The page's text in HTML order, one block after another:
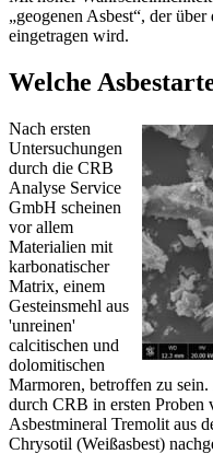
„geogenen Asbest“, der
eingetragen wird.
Welche
Nach ersten
Untersuchungen
durch die CRB
Analyse Service
GmbH scheinen
vor allem
Materialien mit
karbonatischer
Matrix, einem
Gesteinsmehl aus
'unreinen'
calcitischen und
dolomitischen
Marmoren, betroffen zu
durch CRB in ersten Proben
Asbestmineral Tremolit aus
Chrysotil (Weißasbest)